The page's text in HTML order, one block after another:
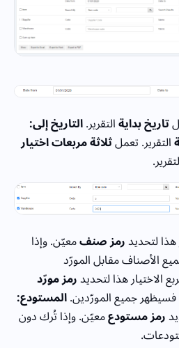
تاريخ بدايةالتقرير.التاريخ إلى:
التقرير. تعملثلاثة مربعات اختيار
هذا لتحديدرمز صنفمعيّن. وإذا
الأصناف مقابل المورّد
الاختيار هذا لتحديدرمز مورّد
جميع المورّدين.المستودع:
رمز مستودعمعيّن. وإذا تُرك دون